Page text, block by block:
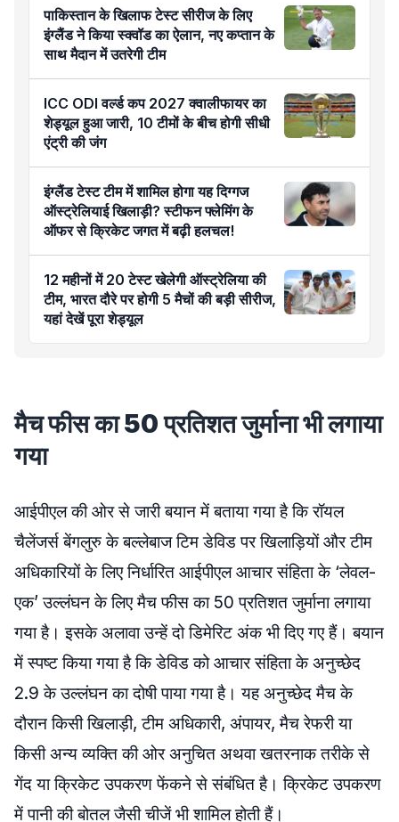
पाकिस्तान के खिलाफ टेस्ट सीरीज के लिए
इंग्लैंड ने किया स्क्वॉड का ऐलान, नए कप्तान के
साथ मैदान में उतरेगी टीम
ICC ODI वर्ल्ड कप 2027 क्वालीफायर का
शेड्यूल हुआ जारी, 10 टीमों के बीच होगी सीधी
एंट्री की जंग
इंग्लैंड टेस्ट टीम में शामिल होगा यह दिग्गज
ऑस्ट्रेलियाई खिलाड़ी? स्टीफन फ्लेमिंग के
ऑफर से क्रिकेट जगत में बढ़ी हलचल!
12 महीनों में 20 टेस्ट खेलेगी ऑस्ट्रेलिया की
टीम, भारत दौरे पर होगी 5 मैचों की बड़ी सीरीज,
यहां देखें पूरा शेड्यूल
मैच फीस का 50 प्रतिशत जुर्माना भी लगाया
गया
आईपीएल की ओर से जारी बयान में बताया गया है कि रॉयल
चैलेंजर्स बेंगलुरु के बल्लेबाज टिम डेविड पर खिलाड़ियों और टीम
अधिकारियों के लिए निर्धारित आईपीएल आचार संहिता के ‘लेवल-
एक’ उल्लंघन के लिए मैच फीस का 50 प्रतिशत जुर्माना लगाया
गया है। इसके अलावा उन्हें दो डिमेरिट अंक भी दिए गए हैं। बयान
में स्पष्ट किया गया है कि डेविड को आचार संहिता के अनुच्छेद
2.9 के उल्लंघन का दोषी पाया गया है। यह अनुच्छेद मैच के
दौरान किसी खिलाड़ी, टीम अधिकारी, अंपायर, मैच रेफरी या
किसी अन्य व्यक्ति की ओर अनुचित अथवा खतरनाक तरीके से
गेंद या क्रिकेट उपकरण फेंकने से संबंधित है। क्रिकेट उपकरण
में पानी की बोतल जैसी चीजें भी शामिल होती हैं।